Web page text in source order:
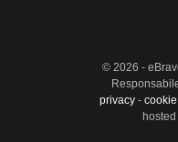
© 2026 -
privacy-